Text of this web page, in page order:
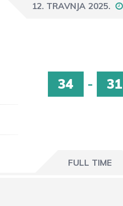
12. TRAVNJA 2025.
34 - 31
FULL TIME